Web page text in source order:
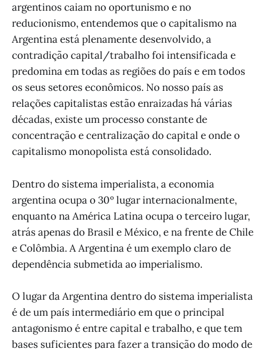
argentinos caiam no oportunismo e no
reducionismo, entendemos que o capitalismo na
Argentina está plenamente desenvolvido, a
contradição capital/trabalho foi intensificada e
predomina em todas as regiões do país e em todos
os seus setores econômicos. No nosso país as
relações capitalistas estão enraizadas há várias
décadas, existe um processo constante de
concentração e centralização do capital e onde o
capitalismo monopolista está consolidado.
Dentro do sistema imperialista, a economia
argentina ocupa o 30º lugar internacionalmente,
enquanto na América Latina ocupa o terceiro lugar,
atrás apenas do Brasil e México, e na frente de Chile
e Colômbia. A Argentina é um exemplo claro de
dependência submetida ao imperialismo.
O lugar da Argentina dentro do sistema imperialista
é de um país intermediário em que o principal
antagonismo é entre capital e trabalho, e que tem
bases suficientes para fazer a transição do modo de